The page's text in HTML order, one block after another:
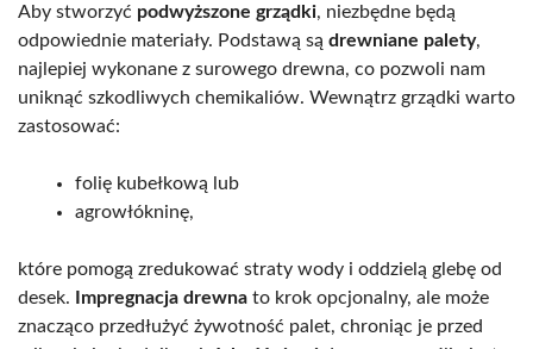
Aby stworzyć podwyższone grządki, niezbędne będą
odpowiednie materiały. Podstawą są drewniane palety,
najlepiej wykonane z surowego drewna, co pozwoli nam
uniknąć szkodliwych chemikaliów. Wewnątrz grządki warto
zastosować:
folię kubełkową lub
agrowłókninę,
które pomogą zredukować straty wody i oddzielą glebę od
desek.
Impregnacja drewna to krok opcjonalny, ale może
znacząco przedłużyć żywotność palet, chroniąc je przed